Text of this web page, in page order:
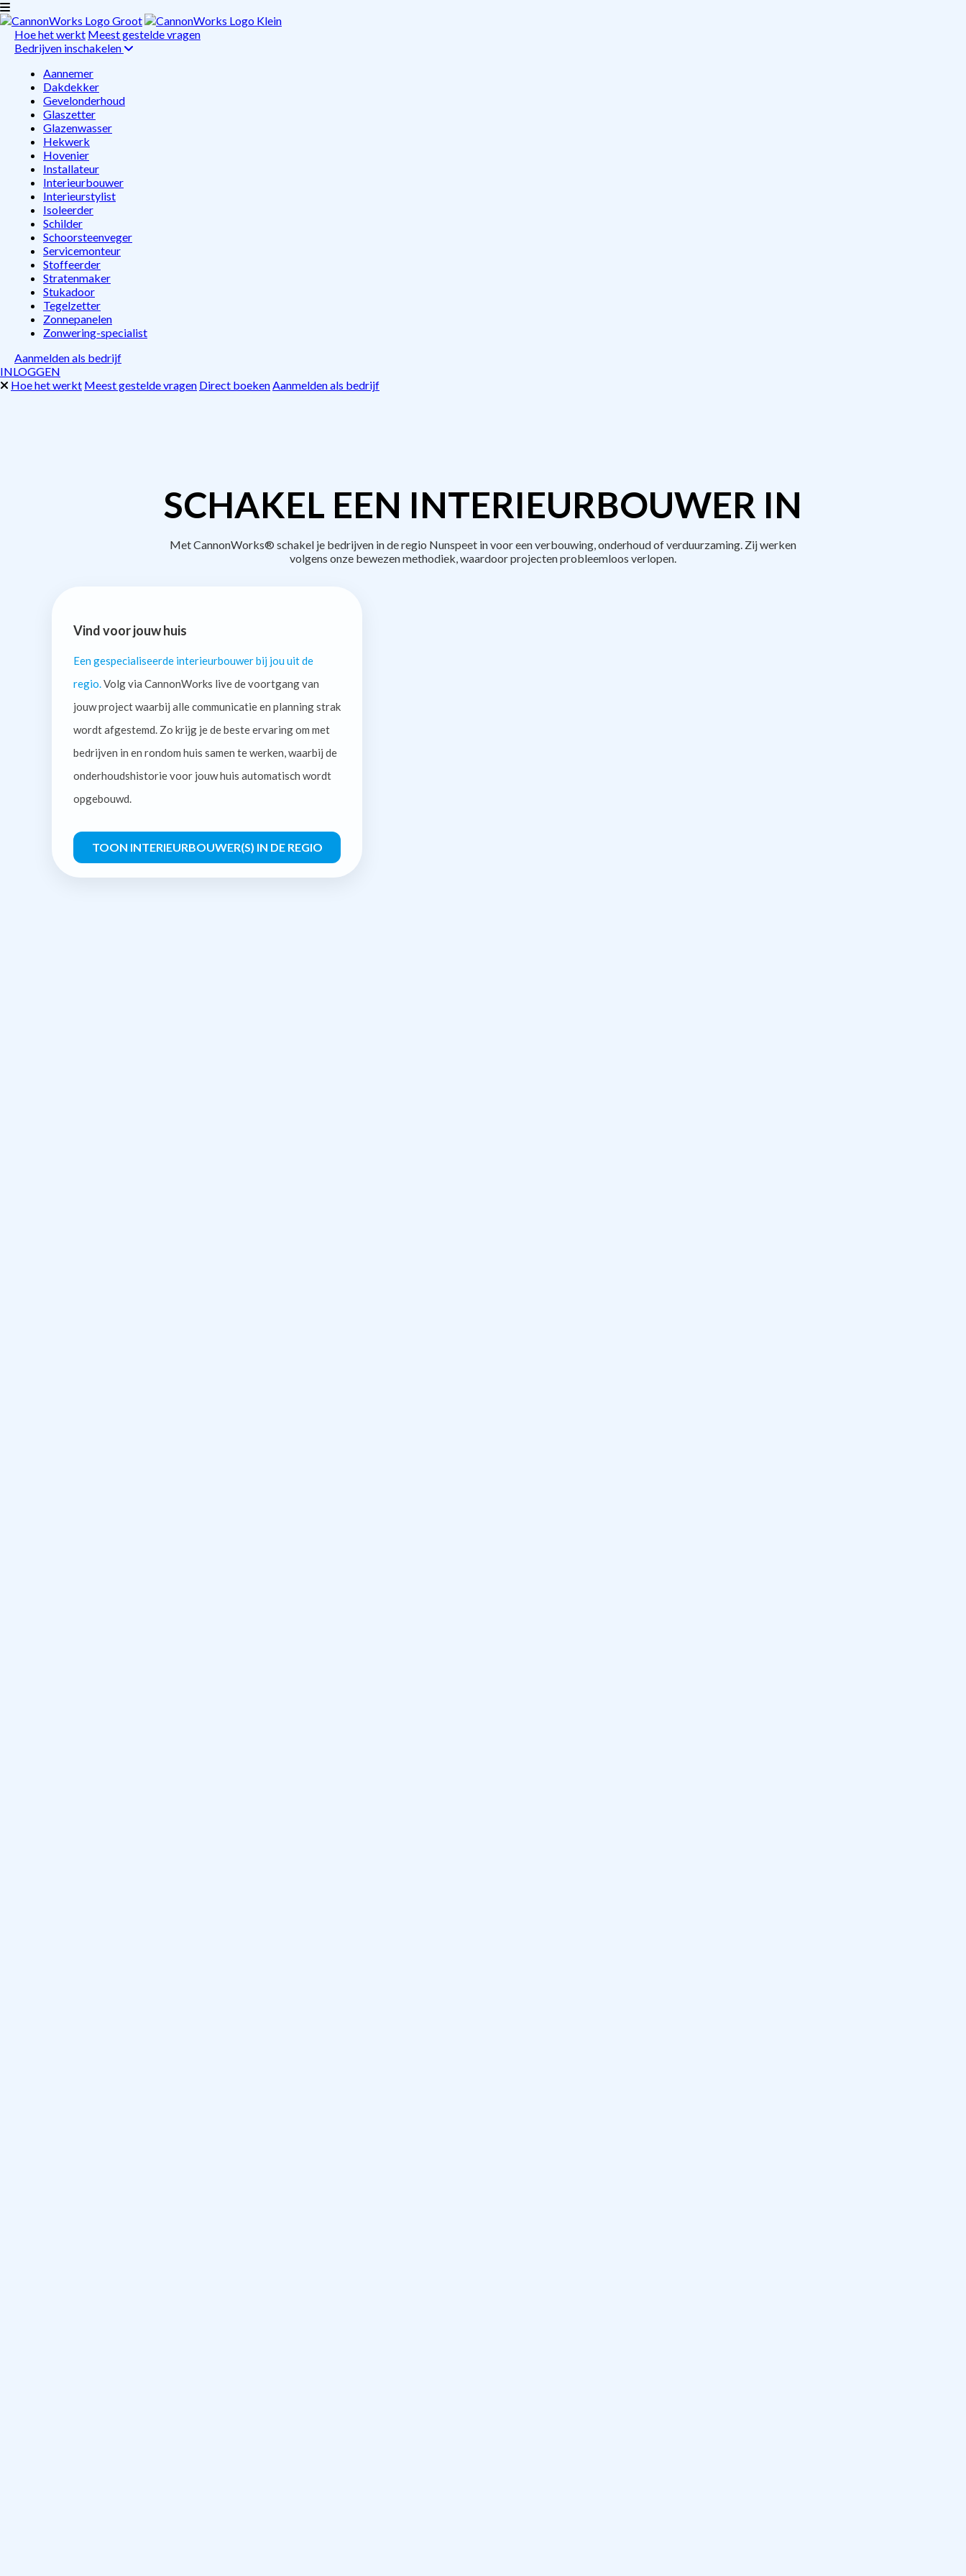
Hoe het werkt Meest gestelde vragen
Bedrijven inschakelen
Aannemer
Dakdekker
Gevelonderhoud
Glaszetter
Glazenwasser
Hekwerk
Hovenier
Installateur
Interieurbouwer
Interieurstylist
Isoleerder
Schilder
Schoorsteenveger
Servicemonteur
Stoffeerder
Stratenmaker
Stukadoor
Tegelzetter
Zonnepanelen
Zonwering-specialist
Aanmelden als bedrijf
INLOGGEN
Hoe het werkt Meest gestelde vragen Direct boekenAanmelden als bedrijf
SCHAKEL EEN INTERIEURBOUWER IN
Met CannonWorks® schakel je bedrijven in de regio Nunspeet in voor een verbouwing, onderhoud of verduurzaming. Zij werken
volgens onze bewezen methodiek, waardoor projecten probleemloos verlopen.
Vind voor jouw huis
Een gespecialiseerde interieurbouwer bij jou uit de
regio. Volg via CannonWorks live de voortgang van
jouw project waarbij alle communicatie en planning strak
wordt afgestemd. Zo krijg je de beste ervaring om met
bedrijven in en rondom huis samen te werken, waarbij de
onderhoudshistorie voor jouw huis automatisch wordt
opgebouwd.
TOON INTERIEURBOUWER(S) IN DE REGIO